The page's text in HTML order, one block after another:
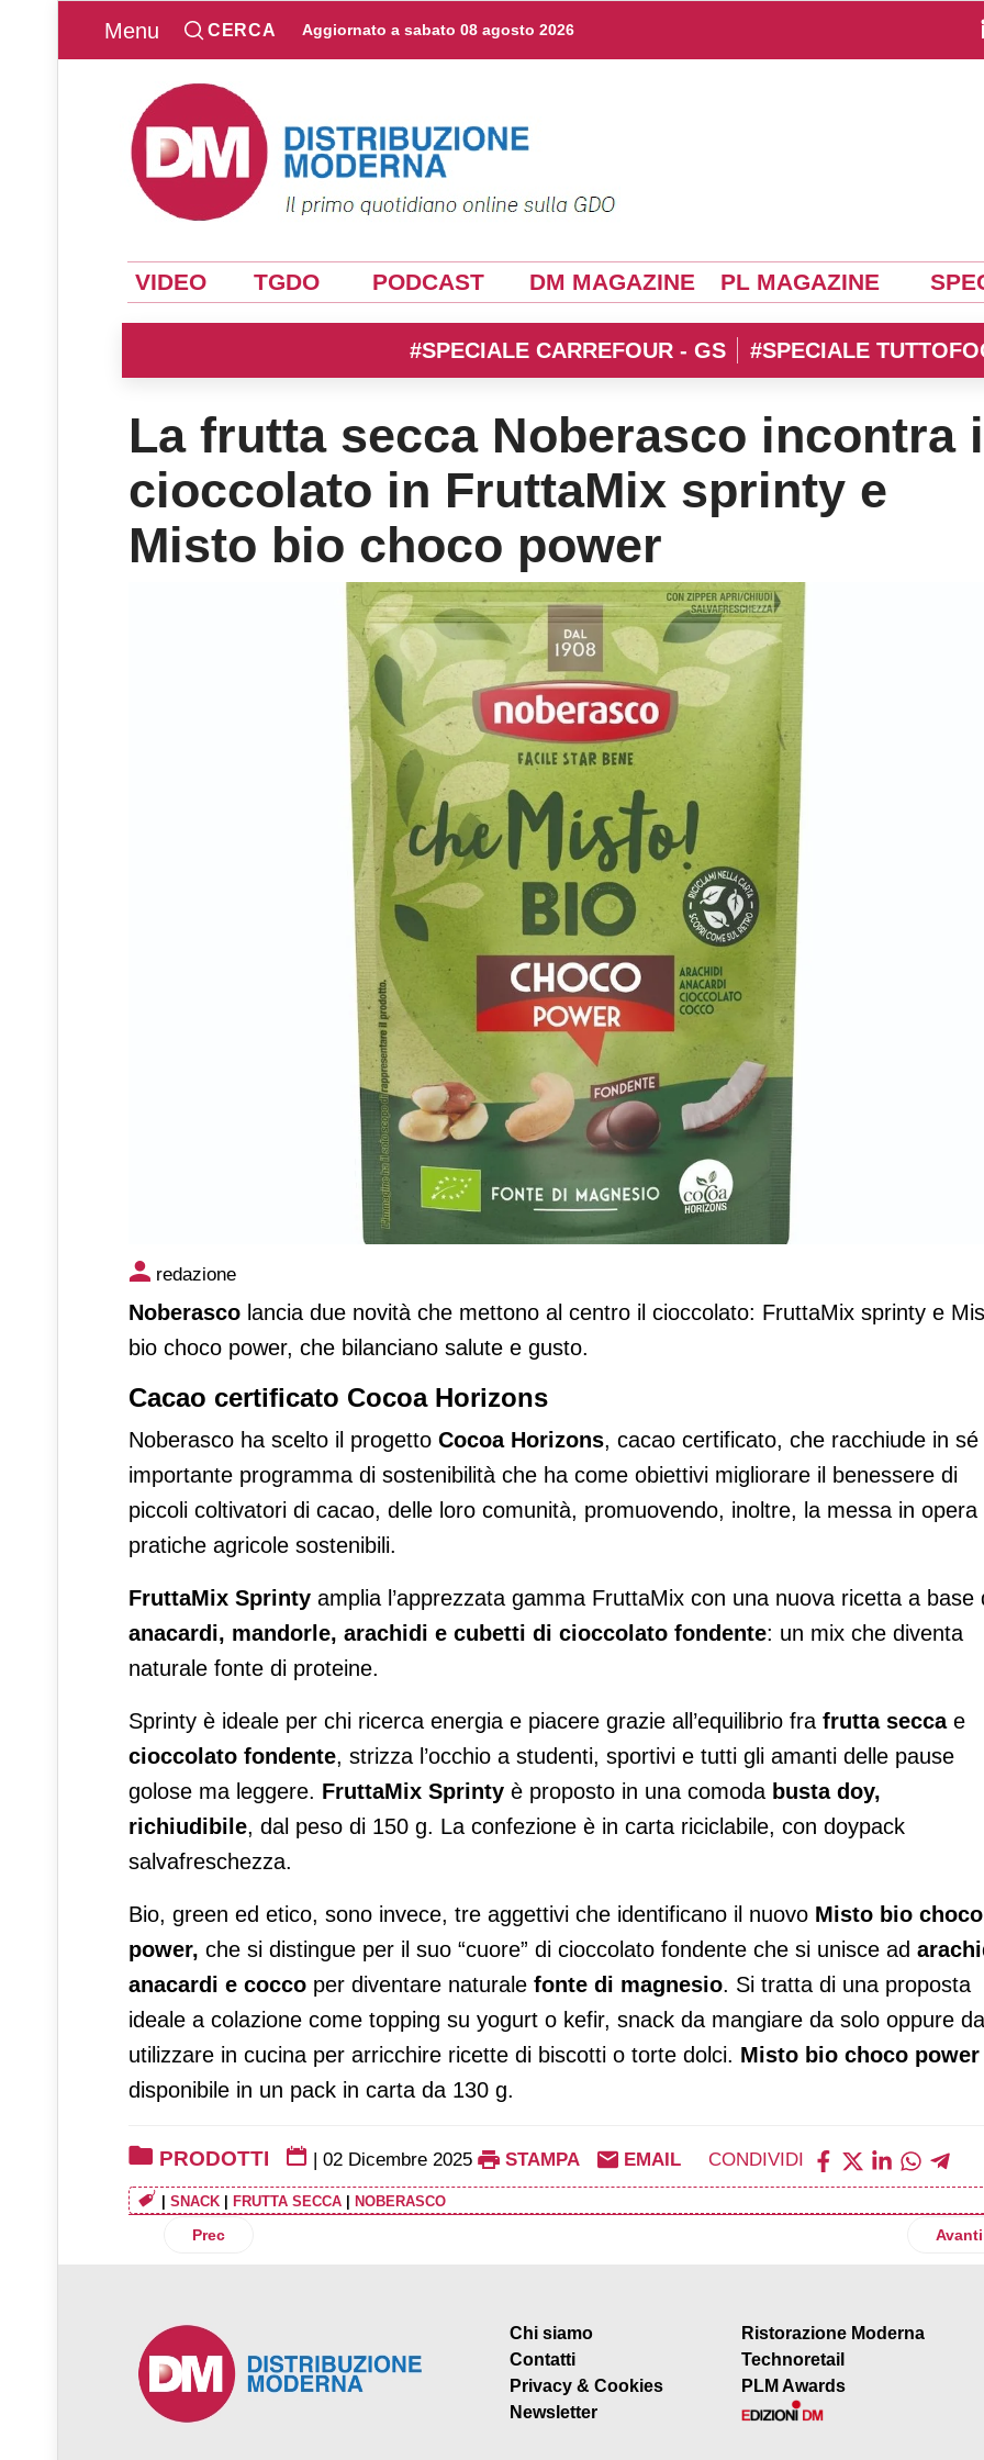
Menu CERCA Aggiornato a sabato 08 agosto 2026
VIDEO TGDO PODCAST DM MAGAZINE PL MAGAZINE
#SPECIALE CARREFOUR - GS #SPECIALE
La frutta secca Noberasco incontra
cioccolato in FruttaMix sprinty e
Misto bio choco power
La frutta secca Noberasco incontra il cioccolato in FruttaMix sprinty
Misto bio choco power
redazione
Noberasco lancia due novità che mettono al centro il cioccolato: FruttaMix sprinty e
bio choco power, che bilanciano salute e gusto.
Cacao certificato Cocoa Horizons
Noberasco ha scelto il progetto Cocoa Horizons, cacao certificato, che racchiude in sé
importante programma di sostenibilità che ha come obiettivi migliorare il benessere di
piccoli coltivatori di cacao, delle loro comunità, promuovendo, inoltre, la messa in opera
pratiche agricole sostenibili.
FruttaMix Sprinty amplia l’apprezzata gamma FruttaMix con una nuova ricetta a base
anacardi, mandorle, arachidi e cubetti di cioccolato fondente: un mix che diventa
naturale fonte di proteine.
Sprinty è ideale per chi ricerca energia e piacere grazie all’equilibrio fra frutta seccae
cioccolato fondente, strizza l’occhio a studenti, sportivi e tutti gli amanti delle pause
golose ma leggere. FruttaMix Sprinty è proposto in una comoda busta doy,
richiudibile, dal peso di 150 g. La confezione è in carta riciclabile, con doypack
salvafreschezza.
Bio, green ed etico, sono invece, tre aggettivi che identificano il nuovo Misto bio choco
power, che si distingue per il suo “cuore” di cioccolato fondente che si unisce ad
anacardi e cocco per diventare naturale fonte di magnesio. Si tratta di una proposta
ideale a colazione come topping su yogurt o kefir, snack da mangiare da solo oppure da
utilizzare in cucina per arricchire ricette di biscotti o torte dolci. Misto bio choco power
disponibile in un pack in carta da 130 g.
PRODOTTI | 02 Dicembre 2025 STAMPA EMAIL CONDIVIDI
SNACK FRUTTA SECCA NOBERASCO
Articolo precedente: Red Bull presenta la nuova winter edition sugarfree al gusto mela fuji e zenzero
Prec Avanti
Chi siamo
Contatti
Privacy & Cookies
Newsletter
Ristorazione Moderna
Technoretail
PLM Awards